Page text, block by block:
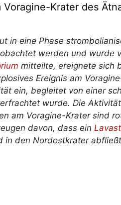
Krater des
in eine Phase
werden und wurde
mitteilte, ereignete sich
Ereignis am
ein, begleitet von einer
wurde. Die
am Voragine-Krater sind
davon, dass ein
in den Nordostkrater